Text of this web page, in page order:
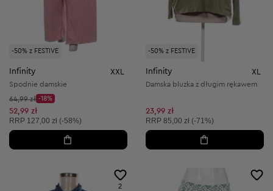
-50% z FESTIVE
Infinity XXL
Spodnie damskie
Cena początkowa:
64,99 zł
Discount Price:
-18%
Obniżona cena:
52,99 zł
Cena sugerowana:
RRP 127,00 zł (-58%)
-50% z FESTIVE
Infinity XL
Damska bluzka z długim rękawem
23,99 zł
Cena sugerowana:
RRP 85,00 zł (-71%)
2